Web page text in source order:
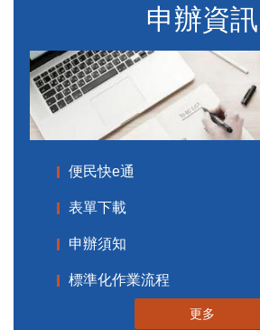
申辦資訊
便民快e通
表單下載
申辦須知
標準化作業流程
更多